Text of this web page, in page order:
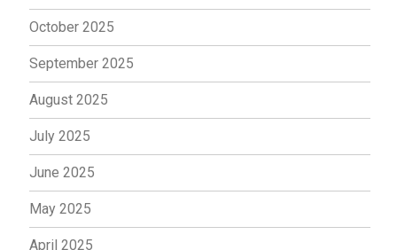
October 2025
September 2025
August 2025
July 2025
June 2025
May 2025
April 2025